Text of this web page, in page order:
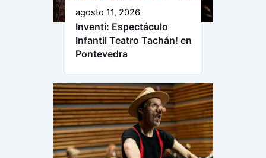
agosto 11, 2026
Inventi: Espectáculo
Infantil Teatro Tachán! en
Pontevedra